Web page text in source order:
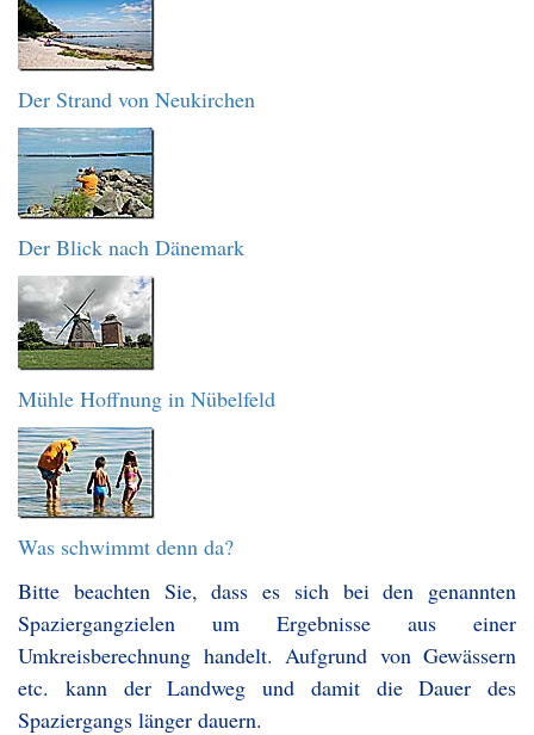
Der Strand von Neukirchen
Der Blick nach Dänemark
Mühle Hoffnung in Nübelfeld
Was schwimmt denn da?
Bitte beachten Sie, dass es sich bei den genannten
Spaziergangzielen um Ergebnisse aus einer
Umkreisberechnung handelt. Aufgrund von Gewässern
etc. kann der Landweg und damit die Dauer des
Spaziergangs länger dauern.